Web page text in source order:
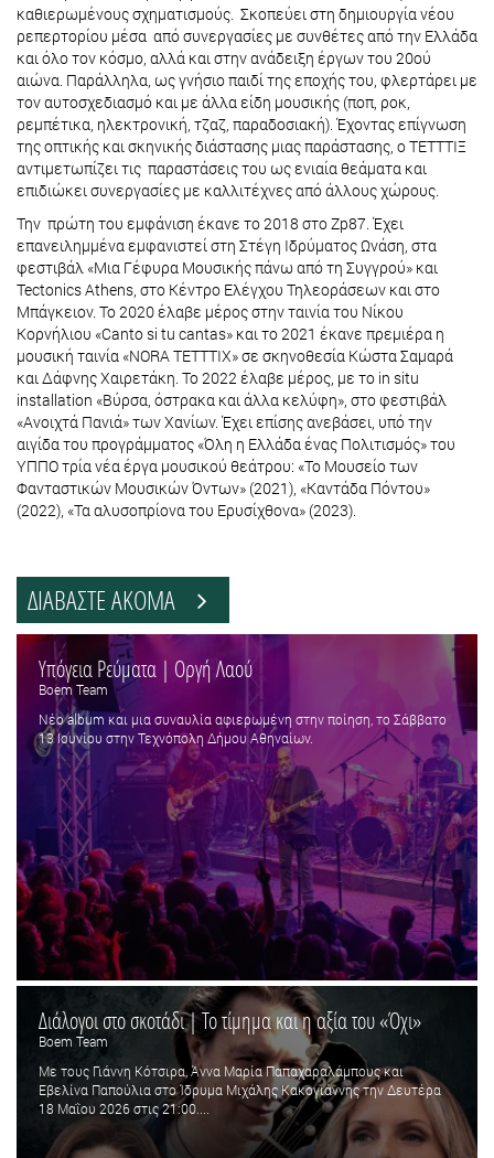
καθιερωμένους σχηματισμούς. Σκοπεύει στη δημιουργία νέου
ρεπερτορίου μέσα από συνεργασίες με συνθέτες από την Ελλάδα
και όλο τον κόσμο, αλλά και στην ανάδειξη έργων του 20ού
αιώνα. Παράλληλα, ως γνήσιο παιδί της εποχής του, φλερτάρει με
τον αυτοσχεδιασμό και με άλλα είδη μουσικής (ποπ, ροκ,
ρεμπέτικα, ηλεκτρονική, τζαζ, παραδοσιακή). Έχοντας επίγνωση
της οπτικής και σκηνικής διάστασης μιας παράστασης, ο ΤΕΤΤΤΙΞ
αντιμετωπίζει τις παραστάσεις του ως ενιαία θεάματα και
επιδιώκει συνεργασίες με καλλιτέχνες από άλλους χώρους.
Την πρώτη του εμφάνιση έκανε το 2018 στο Ζp87. Έχει
επανειλημμένα εμφανιστεί στη Στέγη Ιδρύματος Ωνάση, στα
φεστιβάλ «Μια Γέφυρα Μουσικής πάνω από τη Συγγρού» και
Tectonics Athens, στο Κέντρο Ελέγχου Τηλεοράσεων και στο
Μπάγκειον. Το 2020 έλαβε μέρος στην ταινία του Νίκου
Κορνήλιου «Canto si tu cantas» και τo 2021 έκανε πρεμιέρα η
μουσική ταινία «NORA TETTTIX» σε σκηνοθεσία Κώστα Σαμαρά
και Δάφνης Χαιρετάκη. Το 2022 έλαβε μέρος, με το in situ
installation «Βύρσα, όστρακα και άλλα κελύφη», στο φεστιβάλ
«Ανοιχτά Πανιά» των Χανίων. Έχει επίσης ανεβάσει, υπό την
αιγίδα του προγράμματος «Όλη η Ελλάδα ένας Πολιτισμός» του
ΥΠΠΟ τρία νέα έργα μουσικού θεάτρου: «Το Μουσείο των
Φανταστικών Μουσικών Όντων» (2021), «Καντάδα Πόντου»
(2022), «Τα αλυσοπρίονα του Ερυσίχθονα» (2023).
ΔΙΑΒΑΣΤΕ ΑΚΟΜΑ
Υπόγεια Ρεύματα | Οργή Λαού
Boem Team
Νέο album και μια συναυλία αφιερωμένη στην ποίηση, το Σάββατο
13 Ιουνίου στην Τεχνόπολη Δήμου Αθηναίων.
Διάλογοι στο σκοτάδι | Το τίμημα και η αξία του «Όχι»
Boem Team
Με τους Γιάννη Κότσιρα, Άννα Μαρία Παπαχαραλάμπους και
Εβελίνα Παπούλια στο Ίδρυμα Μιχάλης Κακογιάννης την Δευτέρα
18 Μαΐου 2026 στις 21:00....